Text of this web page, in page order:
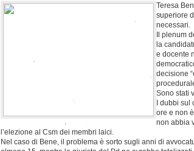
Teresa
superiore
necessari.
Il plenum
la
e docente
decisione
Sono stati
I dubbi
ore e non
non abbia
l’elezione al Csm dei membri laici.
Nel caso di Bene, il problema è sorto sugli anni di